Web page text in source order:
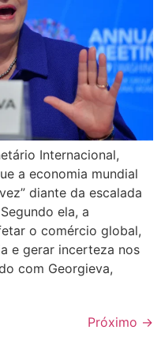
Internacional,
a economia mundial
diante da escalada
ela, a
o comércio global,
e gerar incerteza nos
com Georgieva,
Próximo →